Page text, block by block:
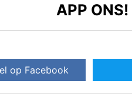
APP ONS!
op Facebook